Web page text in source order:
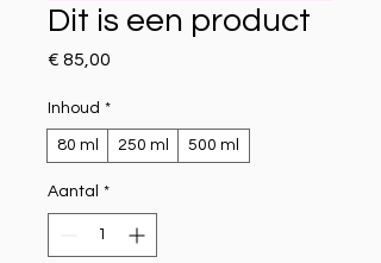
Dit is een product
€ 85,00
Inhoud *
80 ml 250 ml 500 ml
Aantal *